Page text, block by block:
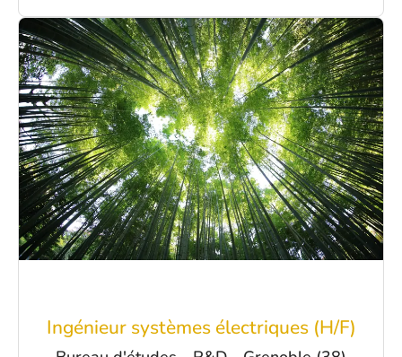
Ingénieur systèmes électriques (H/F)